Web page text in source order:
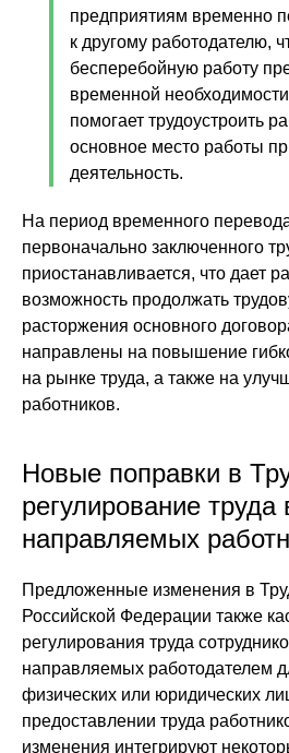
предприятиям временно
к другому работодателю,
бесперебойную работу
временной
помогает трудоустроить
основное место работы
деятельность.
На период временного
первоначально заключенного
приостанавливается, что дает
возможность продолжать
расторжения основного
направлены на повышение
на рынке труда, а также на
работников.
Новые поправки в
регулирование
направляемых
Предложенные изменения в
Российской Федерации также
регулирования труда
направляемых работодателем
физических или юридических
предоставлении труда
изменения интегрируют